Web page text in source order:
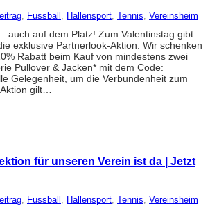
, Fussball , Hallensport, Tennis, Vereinsheim
auch auf dem Platz! Zum Valentinstag gibt
exklusive Partnerlook-Aktion. Wir schenken
Rabatt beim Kauf von mindestens zwei
Pullover & Jacken* mit dem Code:
Gelegenheit, um die Verbundenheit zum
gilt…
für unseren Verein ist da | Jetzt
Fussball Hallensport Tennis Vereinsheim